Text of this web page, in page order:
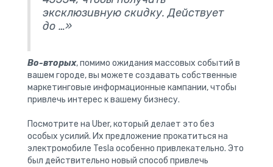
эксклюзивную скидку. Действует
до …»
Во-вторых, помимо ожидания массовых событий в
вашем городе, вы можете создавать собственные
маркетинговые информационные кампании, чтобы
привлечь интерес к вашему бизнесу.
Посмотрите на Uber, который делает это без
особых усилий. Их предложение прокатиться на
электромобиле Tesla особенно привлекательно. Это
был действительно новый способ привлечь